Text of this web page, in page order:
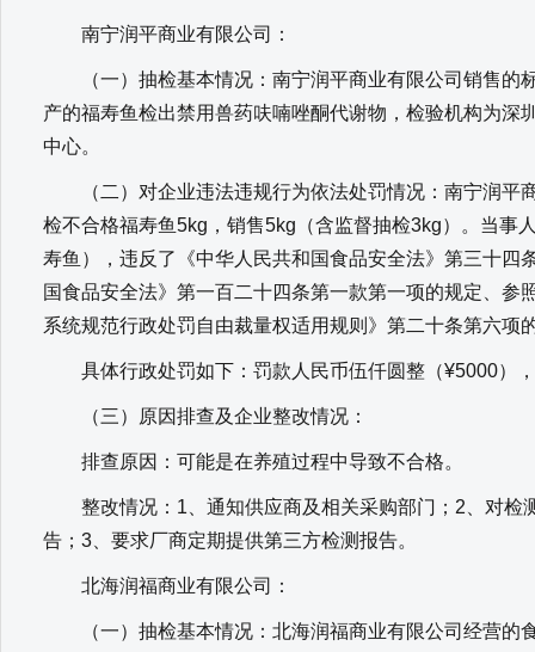
南宁润平商业有限公司：
（一）抽检基本情况：南宁润平商业有限公司销售的
产的福寿鱼检出禁用兽药呋喃唑酮代谢物，检验机构为深
中心。
（二）对企业违法违规行为依法处罚情况：南宁润平
检不合格福寿鱼5kg，销售5kg（含监督抽检3kg）。当事
寿鱼），违反了《中华人民共和国食品安全法》第三十四
国食品安全法》第一百二十四条第一款第一项的规定、参
系统规范行政处罚自由裁量权适用规则》第二十条第六项
具体行政处罚如下：罚款人民币伍仟圆整（¥5000）
（三）原因排查及企业整改情况：
排查原因：可能是在养殖过程中导致不合格。
整改情况：1、通知供应商及相关采购部门；2、对检
告；3、要求厂商定期提供第三方检测报告。
北海润福商业有限公司：
（一）抽检基本情况：北海润福商业有限公司经营的